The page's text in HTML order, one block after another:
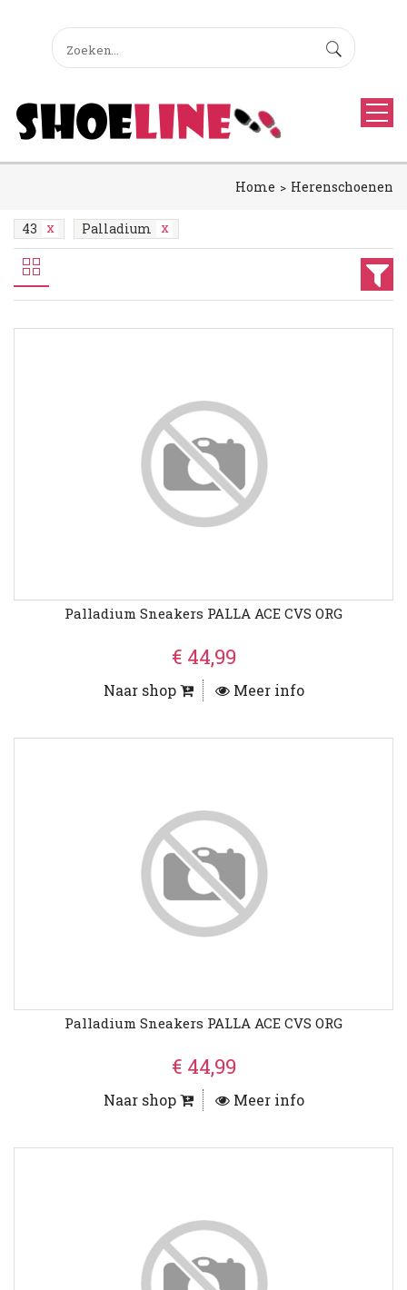
Home Herenschoenen
43 Palladium
Palladium Sneakers PALLA ACE CVS ORG
€ 44,99
Naar shop Meer info
Palladium Sneakers PALLA ACE CVS ORG
€ 44,99
Naar shop Meer info